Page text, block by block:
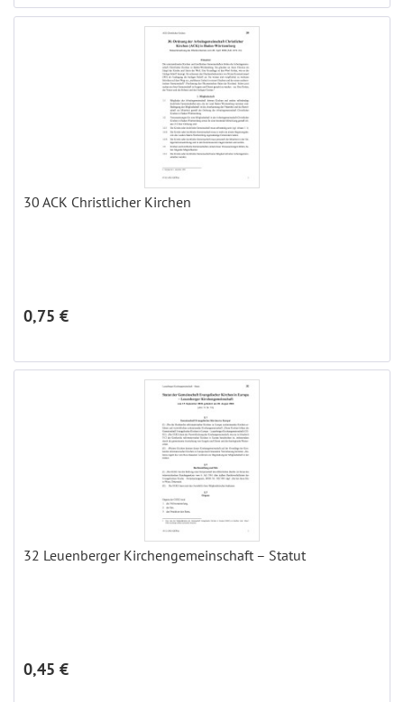
30 ACK Christlicher Kirchen
0,75 €
32 Leuenberger Kirchengemeinschaft – Statut
0,45 €